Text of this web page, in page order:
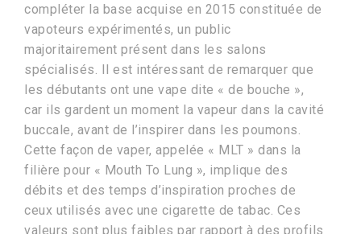
compléter la base acquise en 2015 constituée de
vapoteurs expérimentés, un public
majoritairement présent dans les salons
spécialisés. Il est intéressant de remarquer que
les débutants ont une vape dite « de bouche »,
car ils gardent un moment la vapeur dans la cavité
buccale, avant de l’inspirer dans les poumons.
Cette façon de vaper, appelée « MLT » dans la
filière pour « Mouth To Lung », implique des
débits et des temps d’inspiration proches de
ceux utilisés avec une cigarette de tabac. Ces
valeurs sont plus faibles par rapport à des profils